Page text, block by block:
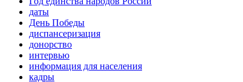
даты
День Победы
диспансеризация
донорство
интервью
информация для населения
кадры